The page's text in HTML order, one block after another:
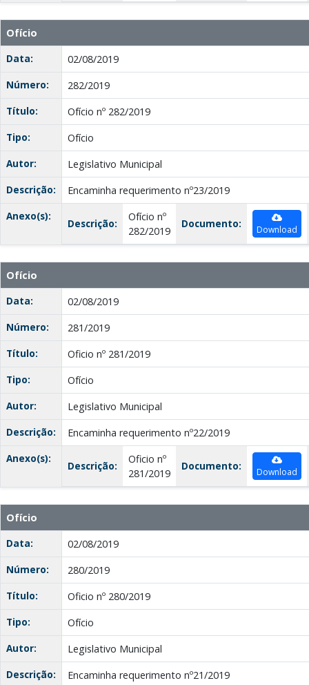
Ofício
Data:
02/08/2019
Número:
282/2019
Título:
Ofício nº 282/2019
Tipo:
Ofício
Autor:
Legislativo Municipal
Descrição:
Encaminha requerimento nº23/2019
Anexo(s):
Descrição:
Ofício nº
282/2019
Documento: Download
Ofício
Data:
02/08/2019
Número:
281/2019
Título:
Oficio nº 281/2019
Tipo:
Ofício
Autor:
Legislativo Municipal
Descrição:
Encaminha requerimento nº22/2019
Anexo(s):
Descrição:
Oficio nº
281/2019
Documento: Download
Ofício
Data:
02/08/2019
Número:
280/2019
Título:
Oficio nº 280/2019
Tipo:
Ofício
Autor:
Legislativo Municipal
Descrição:
Encaminha requerimento nº21/2019